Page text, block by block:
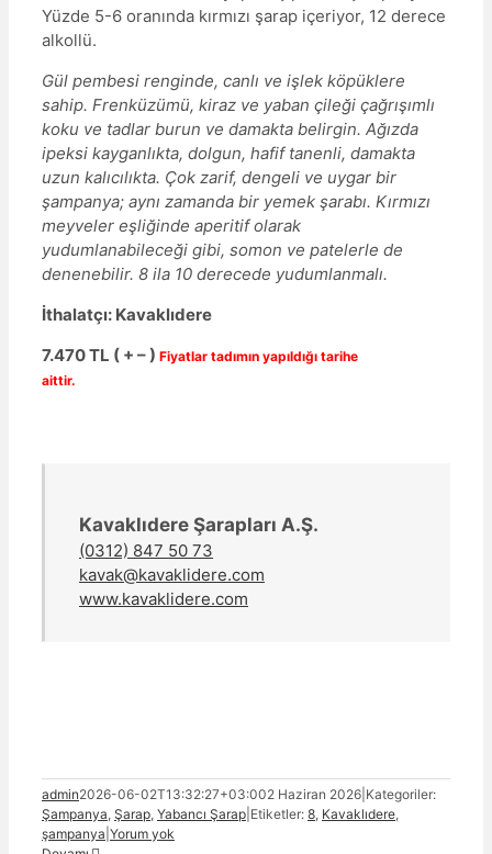
Yüzde 5-6 oranında kırmızı şarap içeriyor, 12 derece
alkollü.
Gül pembesi renginde, canlı ve işlek köpüklere
sahip. Frenküzümü, kiraz ve yaban çileği çağrışımlı
koku ve tadlar burun ve damakta belirgin. Ağızda
ipeksi kayganlıkta, dolgun, hafif tanenli, damakta
uzun kalıcılıkta. Çok zarif, dengeli ve uygar bir
şampanya; aynı zamanda bir yemek şarabı. Kırmızı
meyveler eşliğinde aperitif olarak
yudumlanabileceği gibi, somon ve patelerle de
denenebilir. 8 ila 10 derecede yudumlanmalı.
İthalatçı: Kavaklıdere
7.470 TL ( + – ) Fiyatlar tadımın yapıldığı tarihe
aittir.
Kavaklıdere Şarapları A.Ş.
(0312) 847 50 73
kavak@kavaklidere.com
www.kavaklidere.com
admin2026-06-02T13:32:27+03:002 Haziran 2026 Kategoriler:
Şampanya, Şarap, Yabancı Şarap Etiketler: 8, Kavaklıdere,
şampanya Yorum yok